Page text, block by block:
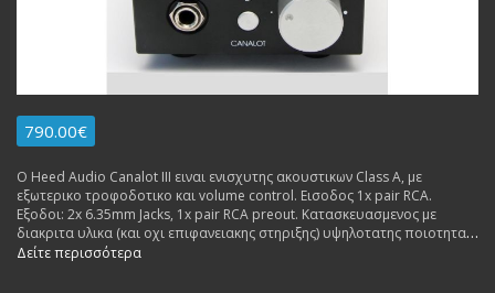
790.00€
Ο Heed Audio Canalot III ειναι ενισχυτης ακουστικων Class A, με
εξωτερικο τροφοδοτικο και volume control. Εισοδος 1x pair RCA.
Εξοδοι: 2x 6.35mm Jacks, 1x pair RCA preout. Κατασκευασμενος με
διακριτα υλικα (και οχι επιφανειακης στηριξης) υψηλοτατης ποιοτητας
(freq responce 6 Hz - 260 kHz), δινει ηχο φυσικο (και οχι
Δείτε περισσότερα